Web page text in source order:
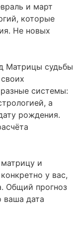
и март
которые
Не новых
Матрицы судьбы
системы:
а
рождения.
и
у вас,
Общий прогноз
ваша дата